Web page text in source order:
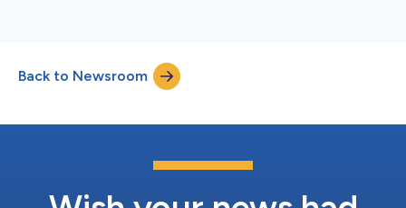
Back to Newsroom